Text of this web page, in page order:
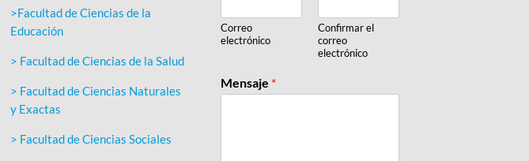
>Facultad de Ciencias de la
Educación
> Facultad de Ciencias de la Salud
> Facultad de Ciencias Naturales
y Exactas
> Facultad de Ciencias Sociales
Correo
electrónico
Confirmar el
correo
electrónico
Mensaje *